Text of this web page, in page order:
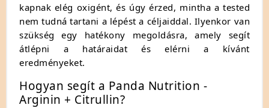
kapnak elég oxigént, és úgy érzed, mintha a tested
nem tudná tartani a lépést a céljaiddal. Ilyenkor van
szükség egy hatékony megoldásra, amely segít
átlépni a határaidat és elérni a kívánt
eredményeket.
Hogyan segít a Panda Nutrition -
Arginin + Citrullin?